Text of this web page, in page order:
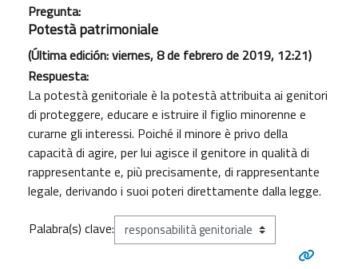
Pregunta:
Potestà patrimoniale
(Última edición: viernes, 8 de febrero de 2019, 12:21)
Respuesta:
La potestà genitoriale è la potestà attribuita ai genitori
di proteggere, educare e istruire il figlio minorenne e
curarne gli interessi. Poiché il minore è privo della
capacità di agire, per lui agisce il genitore in qualità di
rappresentante e, più precisamente, di rappresentante
legale, derivando i suoi poteri direttamente dalla legge.
Palabra(s) clave: